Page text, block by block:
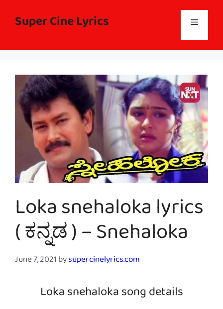
contentSuper Cine Lyrics Menu
Loka snehaloka lyrics
( ಕನ್ನಡ ) – Snehaloka
June 7, 2021bysupercinelyrics.com
Loka snehaloka song details